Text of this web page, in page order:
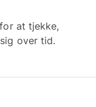
at tjekke,
over tid.